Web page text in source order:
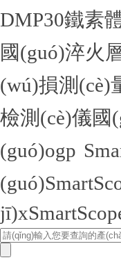
DMP30鐵素
國(guó)淬火
(wú)損測(cè)
檢測(cè)儀國
(guó)ogp